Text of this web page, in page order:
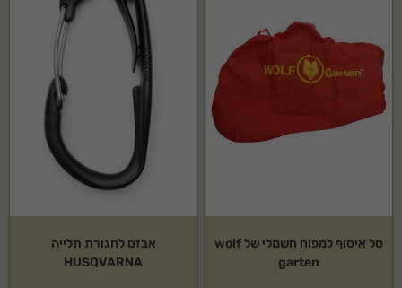
סל איסוף למפוח חשמלי של wolf
garten
אבזם לחגורת תלייה
HUSQVARNA